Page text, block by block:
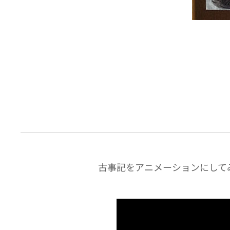
古事記をアニメーションにし